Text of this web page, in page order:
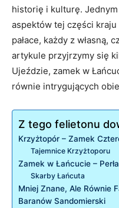
historię i kulturę.
aspektów tej części
pałace, każdy z własną,
artykule przyjrzymy się
Ujeździe, zamek w
równie intrygujących
Z tego felietonu
Krzyżtopór – Zamek
Tajemnice Krzyżtoporu
Zamek w Łańcucie –
Skarby Łańcuta
Mniej Znane, Ale Równie
Baranów Sandomierski